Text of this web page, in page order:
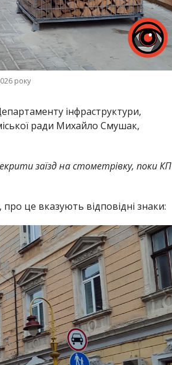
року
інфраструктури,
ради Михайло Смушак,
заїзд на стометрівку, поки КП
це вказують відповідні знаки: